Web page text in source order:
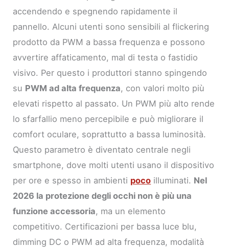
accendendo e spegnendo rapidamente il
pannello. Alcuni utenti sono sensibili al flickering
prodotto da PWM a bassa frequenza e possono
avvertire affaticamento, mal di testa o fastidio
visivo. Per questo i produttori stanno spingendo
su PWM ad alta frequenza, con valori molto più
elevati rispetto al passato. Un PWM più alto rende
lo sfarfallio meno percepibile e può migliorare il
comfort oculare, soprattutto a bassa luminosità.
Questo parametro è diventato centrale negli
smartphone, dove molti utenti usano il dispositivo
per ore e spesso in ambienti poco illuminati. Nel
2026 la protezione degli occhi non è più una
funzione accessoria, ma un elemento
competitivo. Certificazioni per bassa luce blu,
dimming DC o PWM ad alta frequenza, modalità